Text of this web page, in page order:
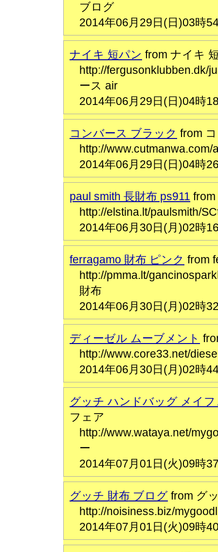
ブログ
2014年06月29日(日)03時
ナイキ 短パン from ナイキ
http://fergusonklubben.dk/
ース air
2014年06月29日(日)04時
コンバース ブラック from
http://
2014年06月29日(日)04時
paul smith 長財布 ps911
http://elstina.lt/paulsmith/
2014年06月30日(月)02時
ferragamo 財布 ピンク from
http://pmma.lt/
財布
2014年06月30日(月)02時
ディーゼル ムーブメント
http://www.core33.net/
2014年06月30日(月)02時
グッチ ハンドバッグ メイ
フェア
http://www.wataya.net/
ー
2014年07月01日(火)09時
グッチ 財布 ブログ from グ
http://noisiness.biz/
2014年07月01日(火)09時